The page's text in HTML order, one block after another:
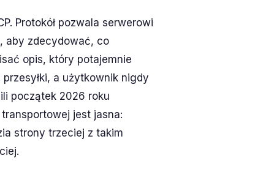
Protokół pozwala serwerowi
aby zdecydować, co
opis, który potajemnie
a użytkownik nigdy
początek 2026 roku
jest jasna:
strony trzeciej z takim